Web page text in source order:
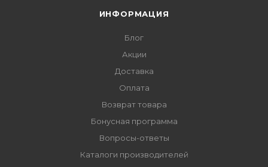
ИНФОРМАЦИЯ
Блог
Акции
Доставка
Оплата
Возврат товара
Бонусная программа
Вопросы-ответы
Каталоги производителей